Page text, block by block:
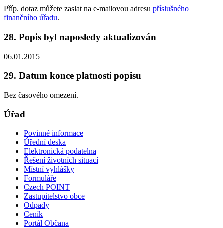
Příp. dotaz můžete zaslat na e-mailovou adresu příslušného
finančního úřadu.
28. Popis byl naposledy aktualizován
06.01.2015
29. Datum konce platnosti popisu
Bez časového omezení.
Úřad
Povinné informace
Úřední deska
Elektronická podatelna
Řešení životních situací
Místní vyhlášky
Formuláře
Czech POINT
Zastupitelstvo obce
Odpady
Ceník
Portál Občana